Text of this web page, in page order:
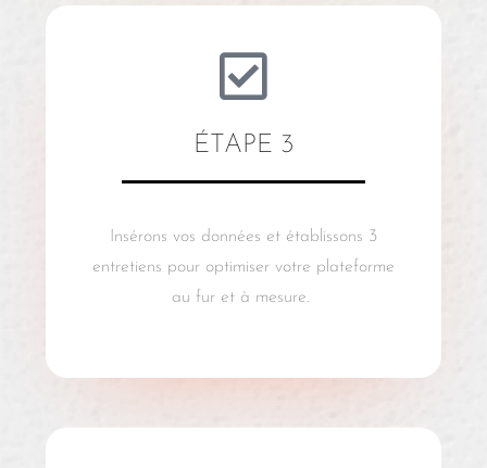
ÉTAPE 3
Insérons vos données et établissons 3
entretiens pour optimiser votre plateforme
au fur et à mesure.